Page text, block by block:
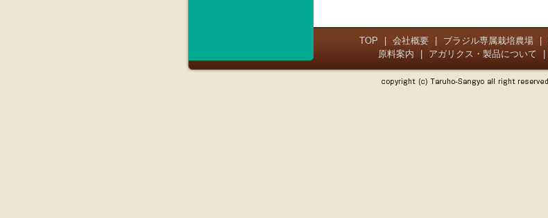
TOP 会社概要 ブラジル専属栽培農場
原料案内
アガリクス・製品について